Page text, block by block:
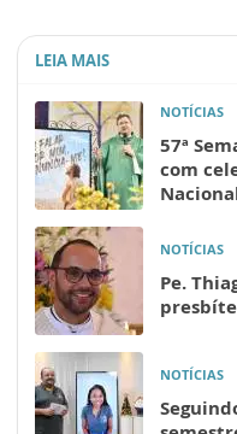
LEIA MAIS
NOTÍCIAS
57ª
com
NOTÍCIAS
Pe.
NOTÍCIAS